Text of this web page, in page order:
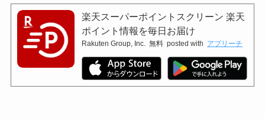
楽天スーパーポイントスクリーン 楽天
ポイント情報を毎日お届け
Rakuten Group, Inc. 無料 posted with アプリーチ